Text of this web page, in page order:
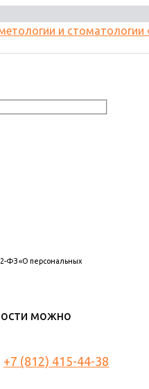
ФЗ «О персональных
можно
+7 (812) 415-44-38